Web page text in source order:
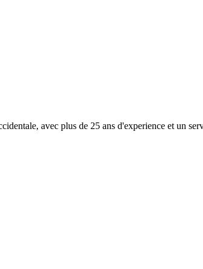
avec plus de 25 ans d'experience et un